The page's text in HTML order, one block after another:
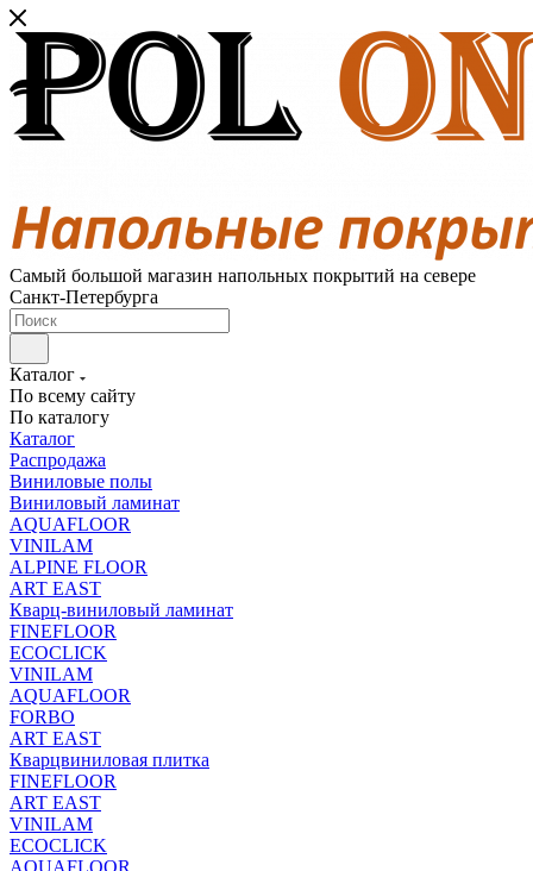
Самый большой магазин напольных покрытий на севере
Санкт-Петербурга
Каталог
По всему сайту
По каталогу
Каталог
Распродажа
Виниловые полы
Виниловый ламинат
AQUAFLOOR
VINILAM
ALPINE FLOOR
ART EAST
Кварц-виниловый ламинат
FINEFLOOR
ECOCLICK
VINILAM
AQUAFLOOR
FORBO
ART EAST
Кварцвиниловая плитка
FINEFLOOR
ART EAST
VINILAM
ECOCLICK
AQUAFLOOR